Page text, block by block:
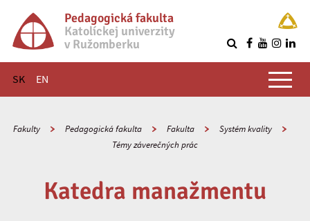
Pedagogická fakulta
Katolíckej univerzity
v Ružomberku
SK EN
Hlavné menu
Fakulty Pedagogická fakulta Fakulta
Systém kvality
Témy záverečných prác
Katedra manažmentu